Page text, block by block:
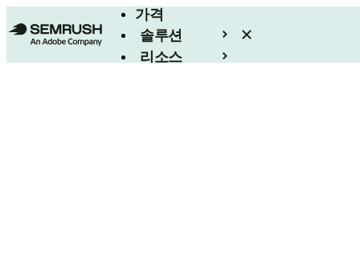
가격
솔루션
리소스